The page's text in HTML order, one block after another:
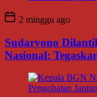
2 minggu ago
Sudaryono
Nasional: